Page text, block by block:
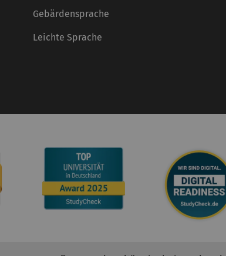
Gebärdensprache
Leichte Sprache